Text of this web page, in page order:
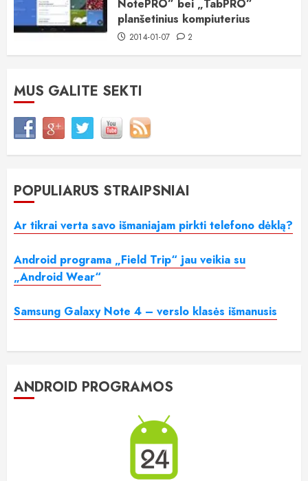
NotePRO” bei „TabPRO”
planšetinius kompiuterius
2014-01-07 2
MUS GALITE SEKTI
POPULIARŪS STRAIPSNIAI
Ar tikrai verta savo išmaniajam pirkti telefono dėklą?
Android programa „Field Trip“ jau veikia su
„Android Wear“
Samsung Galaxy Note 4 – verslo klasės išmanusis
ANDROID PROGRAMOS